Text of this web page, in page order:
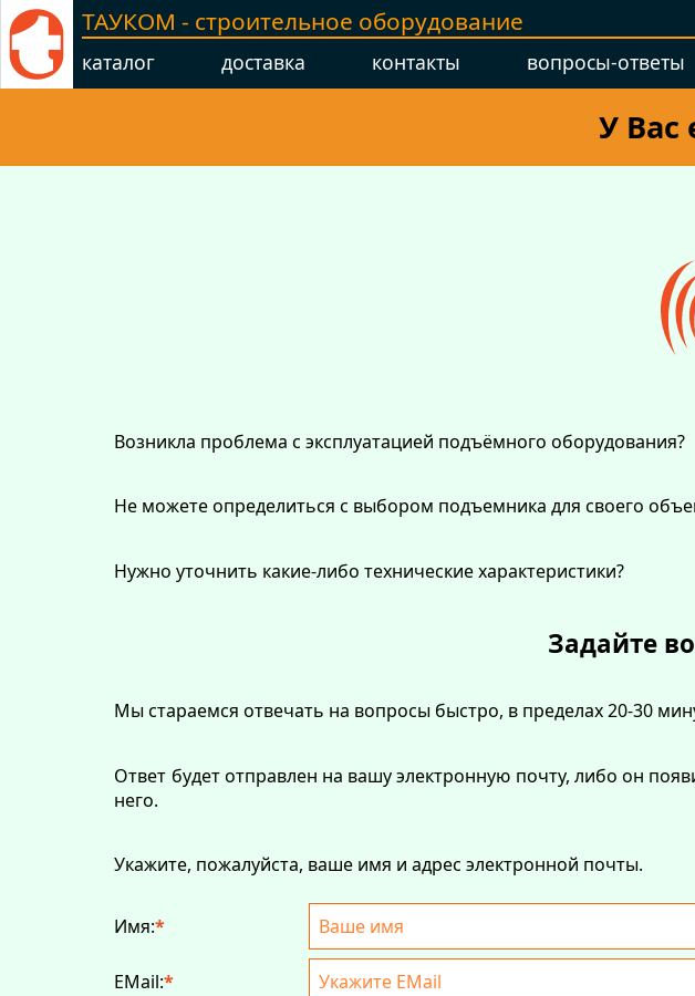
ТАУКОМ - строительное оборудование
каталог доставка контакты вопросы-ответы
У Вас
Возникла проблема с эксплуатацией подъёмного оборудования?
Не можете определиться с выбором подъемника для своего
Нужно уточнить какие-либо технические характеристики?
Задайте
Мы стараемся отвечать на вопросы быстро, в пределах 20-30
Ответ будет отправлен на вашу электронную почту, либо он
него.
Укажите, пожалуйста, ваше имя и адрес электронной почты.
Имя:*
EMail:*